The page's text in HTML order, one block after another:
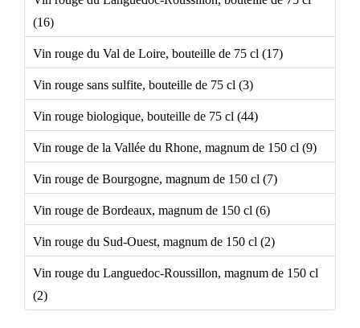
(16)
Vin rouge du Val de Loire, bouteille de 75 cl (17)
Vin rouge sans sulfite, bouteille de 75 cl (3)
Vin rouge biologique, bouteille de 75 cl (44)
Vin rouge de la Vallée du Rhone, magnum de 150 cl (9)
Vin rouge de Bourgogne, magnum de 150 cl (7)
Vin rouge de Bordeaux, magnum de 150 cl (6)
Vin rouge du Sud-Ouest, magnum de 150 cl (2)
Vin rouge du Languedoc-Roussillon, magnum de 150 cl
(2)